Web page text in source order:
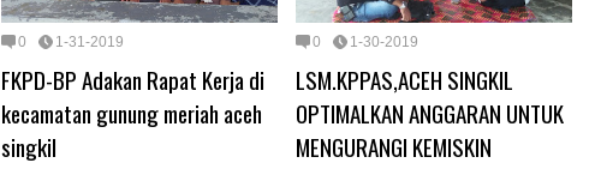
0 1-31-2019
FKPD-BP Adakan Rapat Kerja di
kecamatan gunung meriah aceh
singkil
0 1-30-2019
LSM.KPPAS,ACEH SINGKIL
OPTIMALKAN ANGGARAN UNTUK
MENGURANGI KEMISKIN